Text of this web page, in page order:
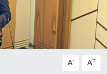
A- A+